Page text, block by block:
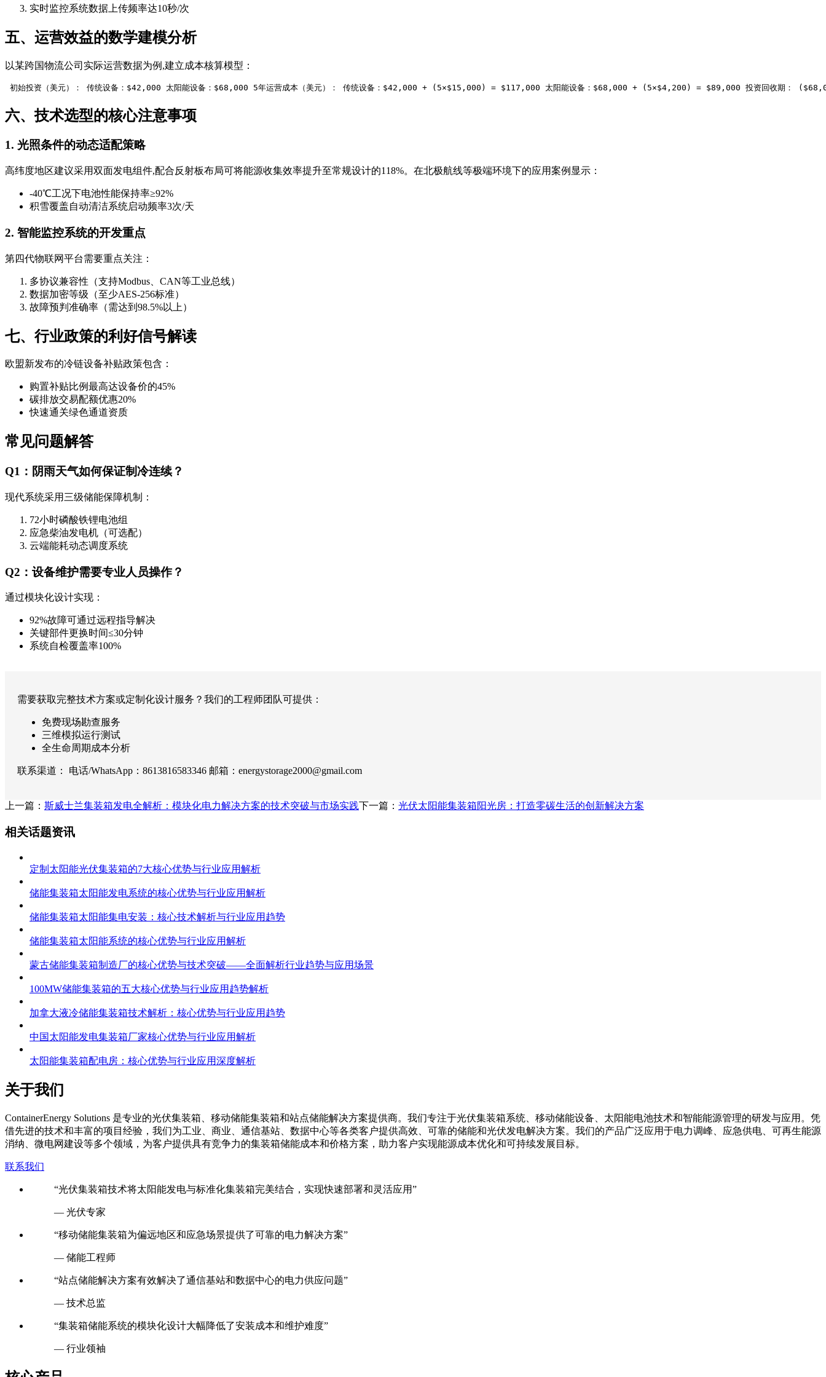
实时监控系统数据上传频率达10秒/次
五、运营效益的数学建模分析
以某跨国物流公司实际运营数据为例,建立成本核算模型：
初始投资（美元）： 传统设备：$42,000 太阳能设备：$68,000 5年运营成本（美元）： 传统设备：$42,000 + (5×$15,000) = $117,000 太阳能设备：$68,000 + (5×$4,200) = $89,000 投资回收期
六、技术选型的核心注意事项
1. 光照条件的动态适配策略
高纬度地区建议采用双面发电组件,配合反射板布局可将能源收集效率提升至常规设计的118%。在北极航线等极端环境下的应用案例显示：
-40℃工况下电池性能保持率≥92%
积雪覆盖自动清洁系统启动频率3次/天
2. 智能监控系统的开发重点
第四代物联网平台需要重点关注：
多协议兼容性（支持Modbus、CAN等工业总线）
数据加密等级（至少AES-256标准）
故障预判准确率（需达到98.5%以上）
七、行业政策的利好信号解读
欧盟新发布的冷链设备补贴政策包含：
购置补贴比例最高达设备价的45%
碳排放交易配额优惠20%
快速通关绿色通道资质
常见问题解答
Q1：阴雨天气如何保证制冷连续？
现代系统采用三级储能保障机制：
72小时磷酸铁锂电池组
应急柴油发电机（可选配）
云端能耗动态调度系统
Q2：设备维护需要专业人员操作？
通过模块化设计实现：
92%故障可通过远程指导解决
关键部件更换时间≤30分钟
系统自检覆盖率100%
需要获取完整技术方案或定制化设计服务？我们的工程师团队可提供：
免费现场勘查服务
三维模拟运行测试
全生命周期成本分析
联系渠道： 电话/WhatsApp：8613816583346 邮箱： energystorage2000@gmail.com
上一篇： 斯威士兰集装箱发电全解析：模块化电力解决方案的技术突破与市场实践下一篇： 光伏太阳能集装箱阳光房：打造零碳生活的创新解决方案
相关话题资讯
定制太阳能光伏集装箱的7大核心优势与行业应用解析
储能集装箱太阳能发电系统的核心优势与行业应用解析
储能集装箱太阳能集电安装：核心技术解析与行业应用趋势
储能集装箱太阳能系统的核心优势与行业应用解析
蒙古储能集装箱制造厂的核心优势与技术突破——全面解析行业趋势与应用场景
100MW储能集装箱的五大核心优势与行业应用趋势解析
加拿大液冷储能集装箱技术解析：核心优势与行业应用趋势
中国太阳能发电集装箱厂家核心优势与行业应用解析
太阳能集装箱配电房：核心优势与行业应用深度解析
关于我们
ContainerEnergy Solutions 是专业的光伏集装箱、移动储能集装箱和站点储能解决方案提供商。我们专注于光伏集装箱系统、移动储能设备、太阳能电池技术和智能能源管理的研发与应用。凭
借先进的技术和丰富的项目经验，我们为工业、商业、通信基站、数据中心等各类客户提供高效、可靠的储能和光伏发电解决方案。我们的产品广泛应用于电力调峰、应急供电、可再生能源
消纳、微电网建设等多个领域，为客户提供具有竞争力的集装箱储能成本和价格方案，助力客户实现能源成本优化和可持续发展目标。
联系我们
“光伏集装箱技术将太阳能发电与标准化集装箱完美结合，实现快速部署和灵活应用”
— 光伏专家
“移动储能集装箱为偏远地区和应急场景提供了可靠的电力解决方案”
— 储能工程师
“站点储能解决方案有效解决了通信基站和数据中心的电力供应问题”
— 技术总监
“集装箱储能系统的模块化设计大幅降低了安装成本和维护难度”
— 行业领袖